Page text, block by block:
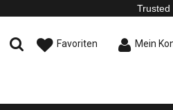
Trusted
Favoriten Mein